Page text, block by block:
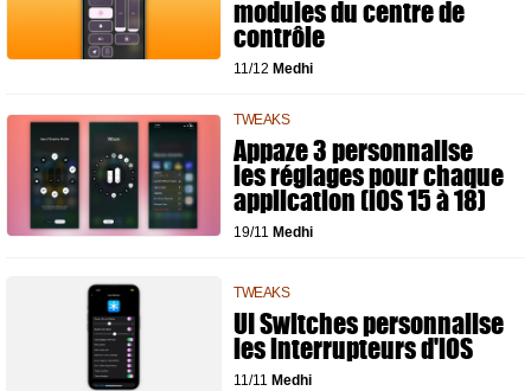
modules du centre de
contrôle
11/12 Medhi
TWEAKS
Appaze 3 personnalise
les réglages pour chaque
application (iOS 15 à 18)
19/11 Medhi
TWEAKS
UI Switches personnalise
les interrupteurs d'iOS
11/11 Medhi